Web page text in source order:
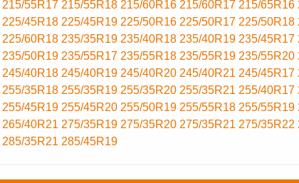
215/55R17 215/55R18 215/60R16 215/60R17 215/65R16
225/45R18 225/45R19 225/50R16 225/50R17 225/50R18
225/60R18 235/35R19 235/40R18 235/40R19 235/45R17
235/50R19 235/55R17 235/55R18 235/55R19 235/55R20
245/40R18 245/40R19 245/40R20 245/40R21 245/45R17
255/35R18 255/35R19 255/35R20 255/35R21 255/40R17
255/45R19 255/45R20 255/50R19 255/55R18 255/55R19
265/40R21 275/35R19 275/35R20 275/35R21 275/35R22
285/35R21 285/45R19